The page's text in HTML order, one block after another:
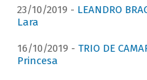
23/10/2019 - LEANDRO
Lara
16/10/2019 - TRIO DE
Princesa